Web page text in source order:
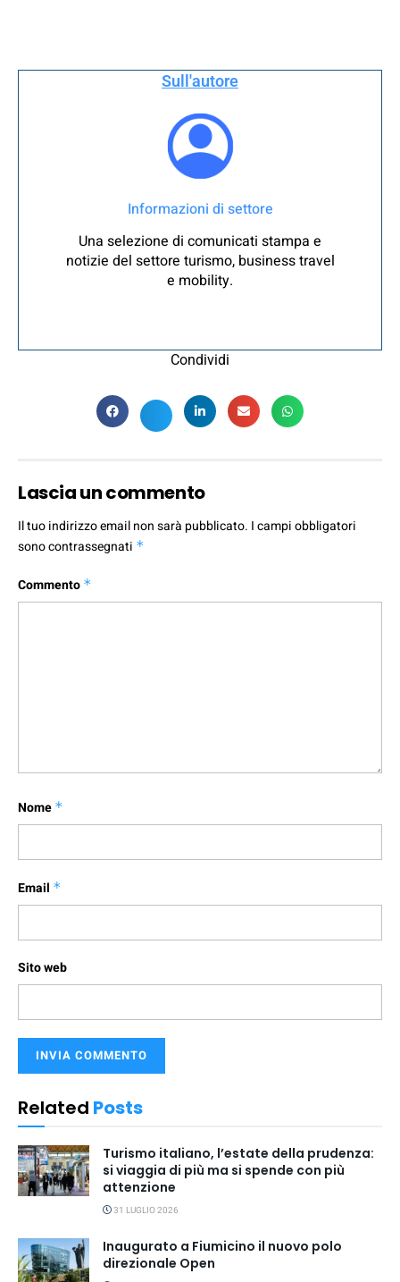
Sull'autore
Informazioni di settore
Una selezione di comunicati stampa e
notizie del settore turismo, business travel
e mobility.
Condividi
Lascia un commento
Il tuo indirizzo email non sarà pubblicato. I campi obbligatori
sono contrassegnati *
Commento *
Nome *
Email *
Sito web
Related Posts
Turismo italiano, l’estate della prudenza:
si viaggia di più ma si spende con più
attenzione
31 LUGLIO 2026
Inaugurato a Fiumicino il nuovo polo
direzionale Open